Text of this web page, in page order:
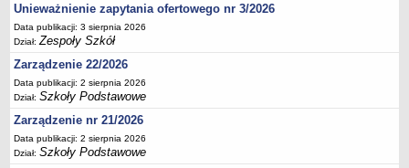
Godziny dyżurów
Ogłoszenia
Zarządzenia
Rejestry, ewidencje, archiwa
Kontrole
PONOWNE WYKORZYSTYWANIE
Sprawozdania
Unieważnienie zapytania ofertowego nr 3/2026
Data publikacji: 3 sierpnia 2026
Dział:Zespoły Szkół
Zarządzenie 22/2026
Data publikacji: 2 sierpnia 2026
Dział:Szkoły Podstawowe
Zarządzenie nr 21/2026
Data publikacji: 2 sierpnia 2026
Dział:Szkoły Podstawowe